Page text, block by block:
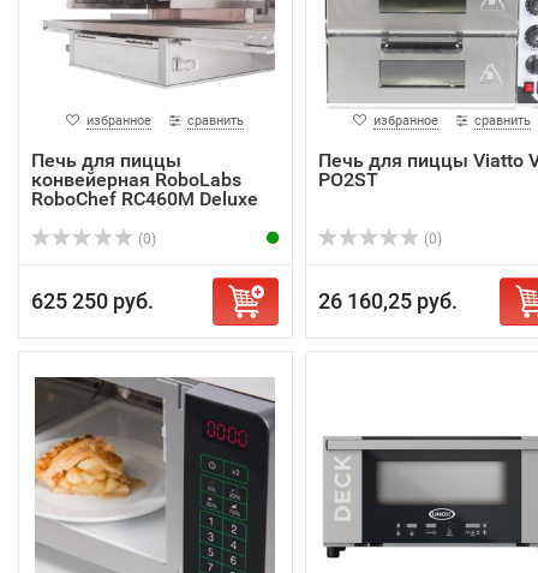
избранное сравнить
Печь для пиццы
конвейерная RoboLabs
RoboChef RC460M Deluxe
(0)
625 250 руб.
избранное сравнить
Печь для пиццы Viatto
PO2ST
(0)
26 160,25 руб.